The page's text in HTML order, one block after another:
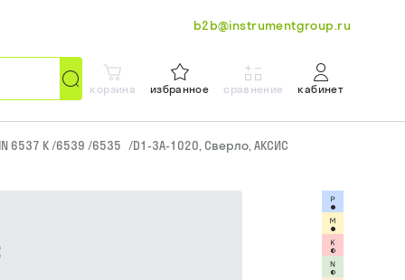
b2b@instrumentgroup.ru
корзина избранное сравнение кабинет
6537 K /6539 /6535 /D1-3A-1020, Сверло, АКСИС